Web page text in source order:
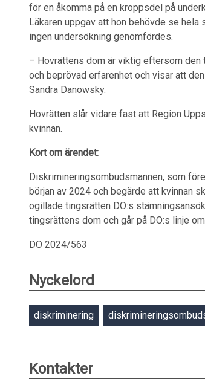
för en åkomma på en kroppsdel på
Läkaren uppgav att hon behövde se hela
ingen undersökning genomfördes.
– Hovrättens dom är viktig eftersom
och beprövad erfarenhet och visar att
Sandra Danowsky.
Hovrätten slår vidare fast att Region
kvinnan.
Kort om ärendet:
Diskrimineringsombudsmannen, som
början av 2024 och begärde att kvinnan
ogillade tingsrätten DO:s
tingsrättens dom och går på DO:s linje
DO 2024/563
Nyckelord
diskriminering
Kontakter